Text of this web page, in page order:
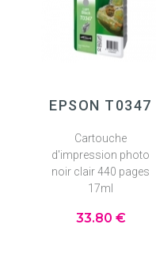
EPSON T0347
Cartouche
d'impression photo
noir clair 440 pages
17ml
33.80 €